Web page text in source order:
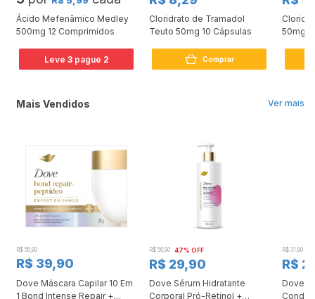
Ácido Mefenâmico Medley
500mg 12 Comprimidos
Leve 3pague 2
Cloridrato de Tramadol
Teuto 50mg 10 Cápsulas
Comprar
50mg
Ver mais
Mais Vendidos
R$ 56,90
R$ 39,90
Dove Máscara Capilar 10 Em
1 Bond Intense Repair +
R$ 56,90 47% OFF
R$ 29,90
Dove Sérum Hidratante
Corporal Pró-Retinol +
R$ 31,90
R$
Dove